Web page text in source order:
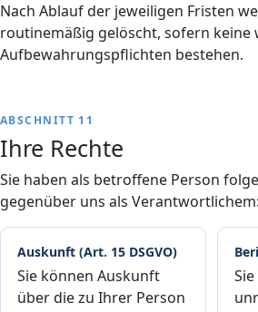
Nach Ablauf der jeweiligen Fristen
routinemäßig gelöscht, sofern keine
Aufbewahrungspflichten bestehen.
ABSCHNITT 11
Ihre Rechte
Sie haben als betroffene Person
gegenüber uns als Verantwortlichem:
Auskunft (Art. 15 DSGVO)
Sie können Auskunft
über die zu Ihrer Person